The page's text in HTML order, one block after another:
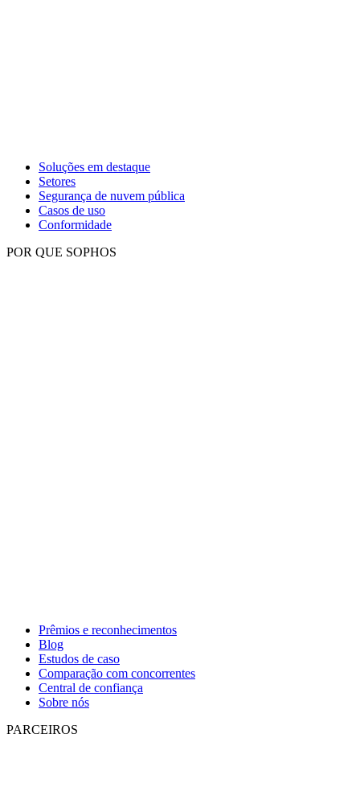
Soluções em destaque
Setores
Segurança de nuvem pública
Casos de uso
Conformidade
POR QUE SOPHOS
Prêmios e reconhecimentos
Blog
Estudos de caso
Comparação com concorrentes
Central de confiança
Sobre nós
PARCEIROS